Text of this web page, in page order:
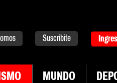
Suscribite
MUNDO